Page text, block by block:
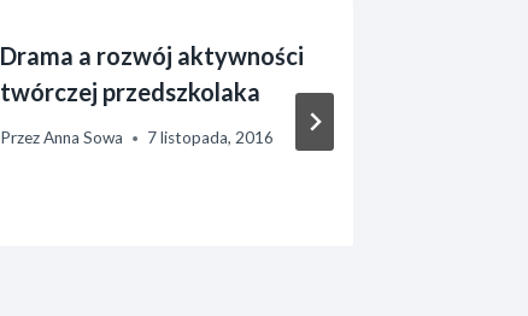
Drama a rozwój aktywności
twórczej przedszkolaka
Przez Anna Sowa 7 listopada, 2016